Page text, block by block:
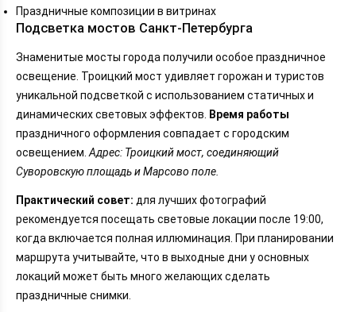
Праздничные композиции в витринах
Подсветка мостов Санкт-Петербурга
Знаменитые мосты города получили особое праздничное
освещение. Троицкий мост удивляет горожан и туристов
уникальной подсветкой с использованием статичных и
динамических световых эффектов.
Время работы
праздничного оформления совпадает с городским
освещением. Адрес: Троицкий мост, соединяющий
Суворовскую площадь и Марсово поле.
Практический совет: для лучших фотографий
рекомендуется посещать световые локации после 19:00,
когда включается полная иллюминация. При планировании
маршрута учитывайте, что в выходные дни у основных
локаций может быть много желающих сделать
праздничные снимки.